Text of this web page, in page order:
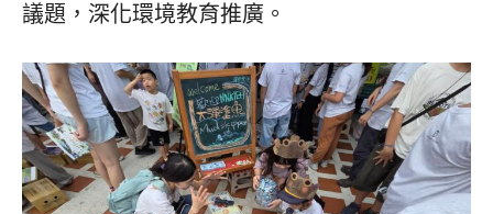
議題，深化環境教育推廣。